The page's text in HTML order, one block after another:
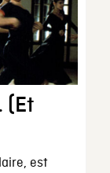
(Et
est